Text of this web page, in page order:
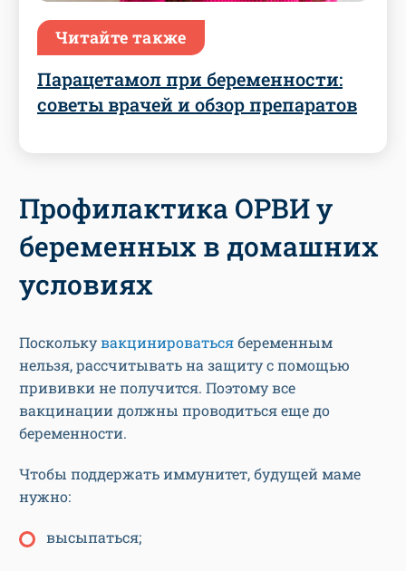
Читайте также
Парацетамол при беременности:
советы врачей и обзор препаратов
Профилактика ОРВИ у
беременных в домашних
условиях
Посколькувакцинироватьсябеременным
нельзя, рассчитывать на защиту с помощью
прививки не получится. Поэтому все
вакцинации должны проводиться еще до
беременности.
Чтобы поддержать иммунитет, будущей маме
нужно:
высыпаться;